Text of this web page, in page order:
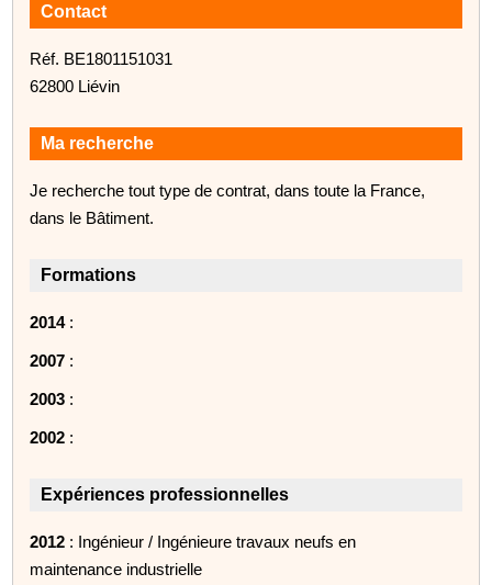
Contact
Réf. BE1801151031
62800 Liévin
Ma recherche
Je recherche tout type de contrat, dans toute la France,
dans le Bâtiment.
Formations
2014:
2007 :
2003 :
2002 :
Expériences professionnelles
2012 : Ingénieur / Ingénieure travaux neufs en
maintenance industrielle